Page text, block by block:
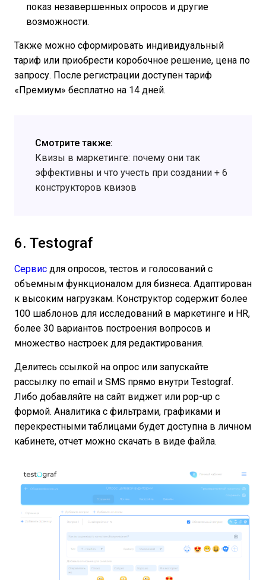
показ незавершенных опросов и другие
возможности.
Также можно сформировать индивидуальный
тариф или приобрести коробочное решение, цена по
запросу. После регистрации доступен тариф
«Премиум» бесплатно на 14 дней.
Смотрите также:
Квизы в маркетинге: почему они так
эффективны и что учесть при создании + 6
конструкторов квизов
6. Testograf
Сервис для опросов, тестов и голосований с
объемным функционалом для бизнеса. Адаптирован
к высоким нагрузкам. Конструктор содержит более
100 шаблонов для исследований в маркетинге и HR,
более 30 вариантов построения вопросов и
множество настроек для редактирования.
Делитесь ссылкой на опрос или запускайте
рассылку по email и SMS прямо внутри Testograf.
Либо добавляйте на сайт виджет или pop-up с
формой. Аналитика с фильтрами, графиками и
перекрестными таблицами будет доступна в личном
кабинете, отчет можно скачать в виде файла.